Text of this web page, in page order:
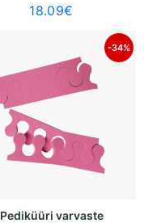
18.09€
-34%
Pediküüri varvaste